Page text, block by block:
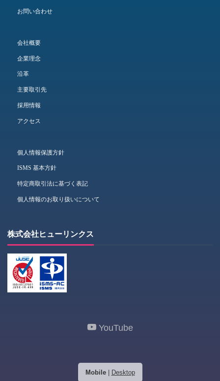
お問い合わせ
会社概要
企業理念
沿革
主要取引先
採用情報
アクセス
個人情報保護方針
ISMS 基本方針
特定商取引法に基づく表記
個人情報のお取り扱いについて
株式会社ヒューリンクス
YouTube
Mobile| Desktop